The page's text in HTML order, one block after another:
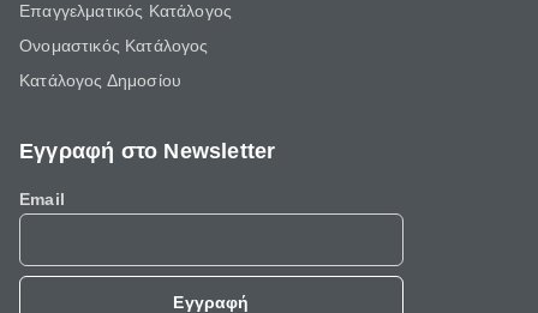
Επαγγελματικός Κατάλογος
Ονομαστικός Κατάλογος
Κατάλογος Δημοσίου
Εγγραφή στο Newsletter
Email
Εγγραφή